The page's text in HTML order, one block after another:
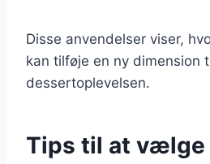
Disse anvendelser viser,
kan tilføje en ny dimension
dessertoplevelsen.
Tips til at vælge